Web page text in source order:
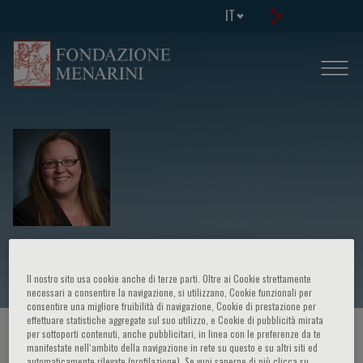
IT
HOME PAGE / CORSI ED EVENTI / RELATORE
Il nostro sito usa cookie anche di terze parti. Oltre ai Cookie strettamente
necessari a consentire la navigazione, si utilizzano, Cookie funzionali per
consentire una migliore fruibilità di navigazione, Cookie di prestazione per
effettuare statistiche aggregate sul suo utilizzo, e Cookie di pubblicità mirata
per sottoporti contenuti, anche pubblicitari, in linea con le preferenze da te
manifestate nell‘ambito della navigazione in rete su questo e su altri siti ed